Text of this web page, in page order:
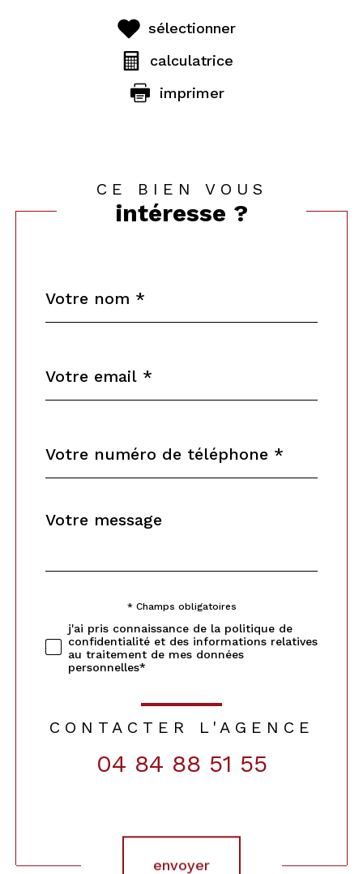
sélectionner
calculatrice
imprimer
CE BIEN VOUS
intéresse ?
par
défaut
*
*
*
Fieldset
Message
*
Validation* Champs obligatoires
j'ai pris connaissance de la politique de
confidentialité et des informations relatives
au traitement de mes données
personnelles*
CONTACTER L'AGENCE
04 84 88 51 55
envoyer